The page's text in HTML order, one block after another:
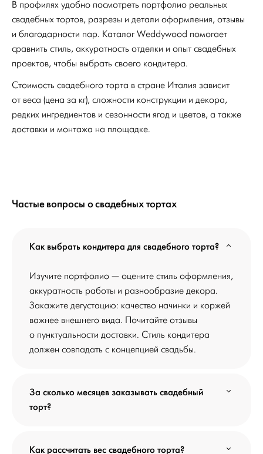
В профилях удобно посмотреть портфолио реальных
свадебных тортов, разрезы и детали оформления, отзывы
и благодарности пар. Каталог Weddywood помогает
сравнить стиль, аккуратность отделки и опыт свадебных
проектов, чтобы выбрать своего кондитера.
Стоимость свадебного торта в стране Италия зависит
от веса (цена за кг), сложности конструкции и декора,
редких ингредиентов и сезонности ягод и цветов, а также
доставки и монтажа на площадке.
Частые вопросы о свадебных тортах
Как выбрать кондитера для свадебного торта?
Изучите портфолио — оцените стиль оформления,
аккуратность работы и разнообразие декора.
Закажите дегустацию: качество начинки и коржей
важнее внешнего вида. Почитайте отзывы
о пунктуальности доставки. Стиль кондитера
должен совпадать с концепцией свадьбы.
За сколько месяцев заказывать свадебный
торт?
Как рассчитать вес свадебного торта?